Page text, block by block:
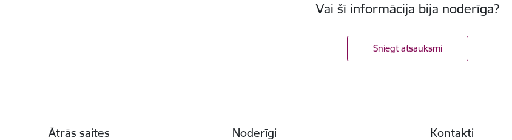
Vai šī informācija bija noderīga?
Sniegt atsauksmi
Ātrās saites Noderīgi Kontakti